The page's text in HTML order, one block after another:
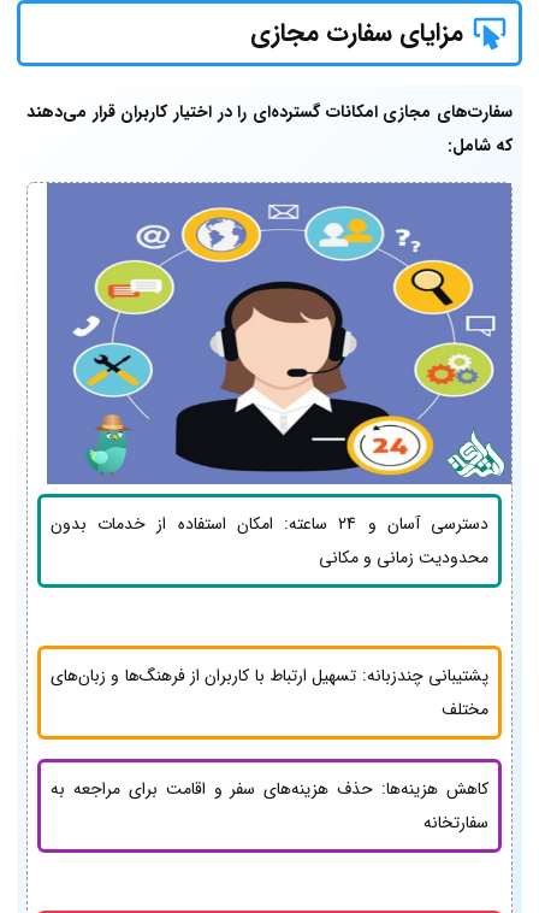
مزایای سفارت مجازی
سفارت‌های مجازی امکانات گسترده‌ای را در اختیار کاربران قرار می‌دهند
که شامل:
دسترسی آسان و 24 ساعته: امکان استفاده از خدمات بدون
محدودیت زمانی و مکانی
پشتیبانی چندزبانه: تسهیل ارتباط با کاربران از فرهنگ‌ها و زبان‌های
مختلف
کاهش هزینه‌ها: حذف هزینه‌های سفر و اقامت برای مراجعه به
سفارتخانه